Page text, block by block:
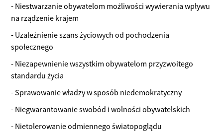
- Niestwarzanie obywatelom możliwości wywierania wpływu
na rządzenie krajem
- Uzależnienie szans życiowych od pochodzenia
społecznego
- Niezapewnienie wszystkim obywatelom przyzwoitego
standardu życia
- Sprawowanie władzy w sposób niedemokratyczny
- Niegwarantowanie swobód i wolności obywatelskich
- Nietolerowanie odmiennego światopoglądu